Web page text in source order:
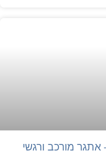
מורכב ורגשי